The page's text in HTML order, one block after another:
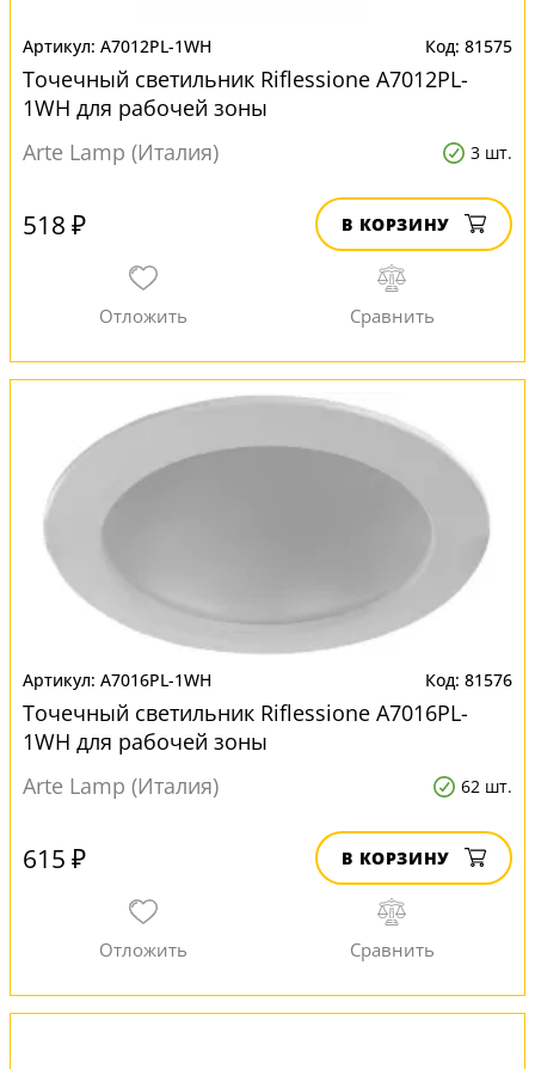
A7012PL-1WH 81575
Точечный светильник Riflessione A7012PL-
1WH для рабочей зоны
Arte Lamp (Италия)
3 шт.
518 ₽ В КОРЗИНУ
A7016PL-1WH 81576
Точечный светильник Riflessione A7016PL-
1WH для рабочей зоны
Arte Lamp (Италия)
62 шт.
615 ₽ В КОРЗИНУ